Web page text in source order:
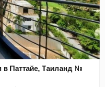
в Паттайе, Таиланд №